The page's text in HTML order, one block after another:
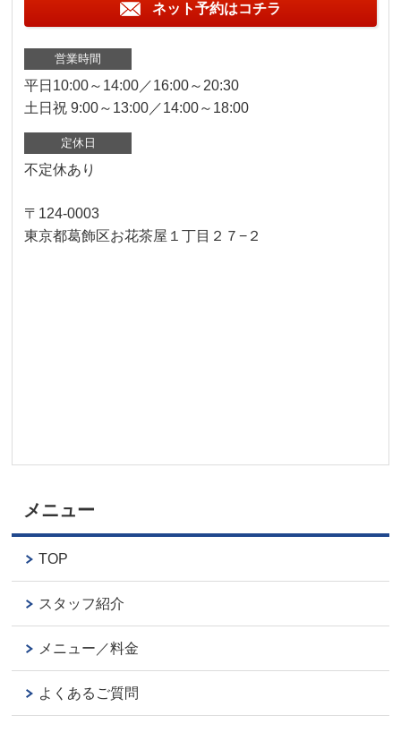
ネット予約はコチラ
営業時間
平日10:00～14:00／16:00～20:30
土日祝 9:00～13:00／14:00～18:00
定休日
不定休あり
〒124-0003
東京都葛飾区お花茶屋１丁目２７−２
メニュー
TOP
スタッフ紹介
メニュー／料金
よくあるご質問